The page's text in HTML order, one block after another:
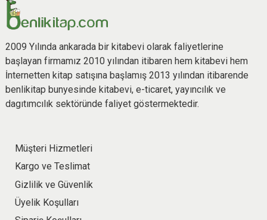
2009 Yılında ankarada bir kitabevi olarak faliyetlerine
başlayan firmamız 2010 yılından itibaren hem kitabevi hem
İnternetten kitap satışına başlamış 2013 yılından itibarende
benlikitap bunyesinde kitabevi, e-ticaret, yayıncılık ve
dagıtımcılık sektöründe faliyet göstermektedir.
Müşteri Hizmetleri
Kargo ve Teslimat
Gizlilik ve Güvenlik
Üyelik Koşulları